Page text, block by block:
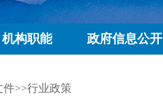
机构职能 政府信息公开
件>>行业政策